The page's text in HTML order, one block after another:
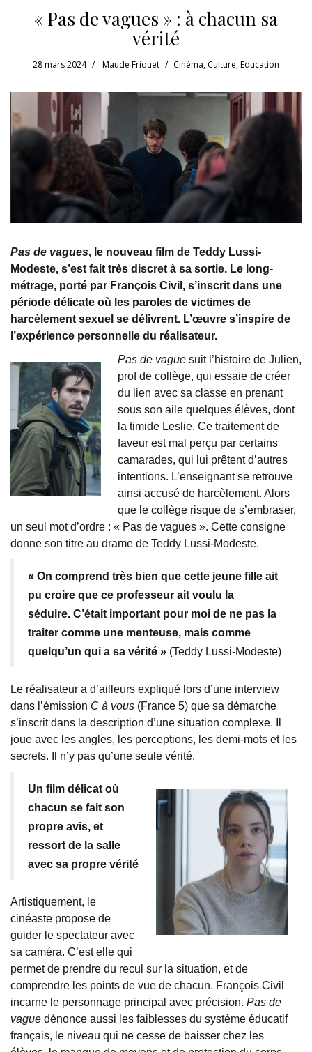
« Pas de vagues » : à chacun sa
vérité
28 mars 2024 Maude Friquet Cinéma, Culture,Education
Pas de vagues, le nouveau film de Teddy Lussi-
Modeste, s’est fait très discret à sa sortie. Le long-
métrage, porté par François Civil, s’inscrit dans une
période délicate où les paroles de victimes de
harcèlement sexuel se délivrent. L’œuvre s’inspire de
l’expérience personnelle du réalisateur.
Pas de vague suit l’histoire de Julien,
prof de collège, qui essaie de créer
du lien avec sa classe en prenant
sous son aile quelques élèves, dont
la timide Leslie. Ce traitement de
faveur est mal perçu par certains
camarades, qui lui prêtent d’autres
intentions. L’enseignant se retrouve
ainsi accusé de harcèlement. Alors
que le collège risque de s’embraser,
un seul mot d’ordre : « Pas de vagues ». Cette consigne
donne son titre au drame de Teddy Lussi-Modeste.
« On comprend très bien que cette jeune fille ait
pu croire que ce professeur ait voulu la
séduire. C’était important pour moi de ne pas la
traiter comme une menteuse, mais comme
quelqu’un qui a sa vérité » (Teddy Lussi-Modeste)
Le réalisateur a d’ailleurs expliqué lors d’une interview
dans l’émission C à vous (France 5) que sa démarche
s’inscrit dans la description d’une situation complexe. Il
joue avec les angles, les perceptions, les demi-mots et les
secrets. Il n’y pas qu’une seule vérité.
Un film délicat où
chacun se fait son
propre avis, et
ressort de la salle
avec sa propre vérité
Artistiquement, le
cinéaste propose de
guider le spectateur avec
sa caméra. C’est elle qui
permet de prendre du recul sur la situation, et de
comprendre les points de vue de chacun. François Civil
incarne le personnage principal avec précision. Pas de
vague dénonce aussi les faiblesses du système éducatif
français, le niveau qui ne cesse de baisser chez les